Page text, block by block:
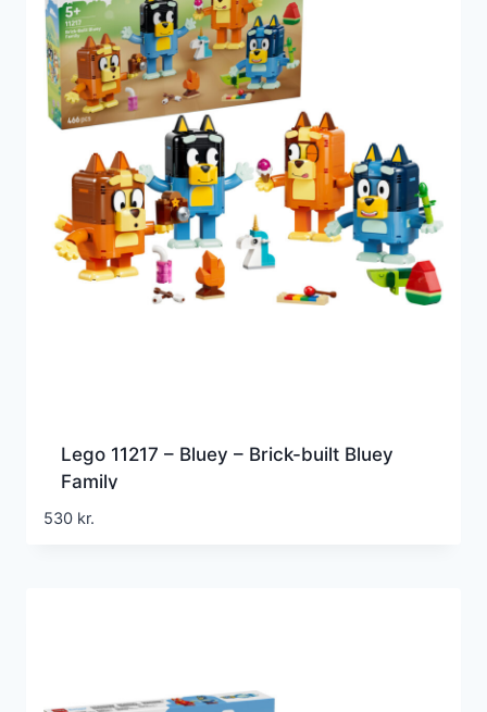
Lego 11217 – Bluey – Brick-built Bluey
Family
530 kr.